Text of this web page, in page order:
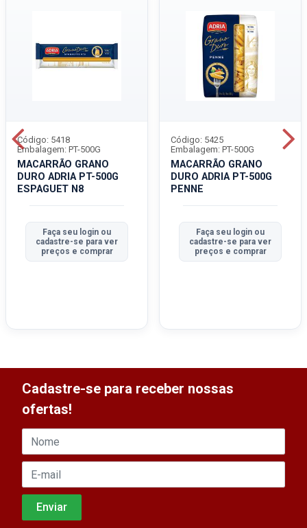
MACARRÃO GRANO
DURO ADRIA PT-500G
ESPAGUET N8
Código: 5418
Embalagem: PT-500G
Faça seu login ou
cadastre-se para ver
preços e comprar
MACARRÃO GRANO
DURO ADRIA PT-500G
PENNE
Código: 5425
Embalagem: PT-500G
Faça seu login ou
cadastre-se para ver
preços e comprar
Cadastre-se para receber nossas
ofertas!